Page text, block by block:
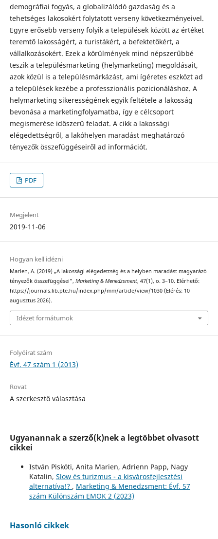
demográfiai fogyás, a globalizálódó gazdaság és a
tehetséges lakosokért folytatott verseny következmé­nyeivel.
Egyre erősebb verseny folyik a települések között az értéket
teremtő lakosságért, a turistákért, a befektetőkért, a
vállalkozásokért. Ezek a körülmények mind népszerűbbé
teszik a településmarketing (helymarketing) megoldá­sait,
azok közül is a településmárkázást, ami ígé­retes eszközt ad
a települé­sek kezébe a professzioná­lis pozicionáláshoz. A
helymarketing sikerességének egyik feltétele a lakosság
bevonása a marketingfolyamatba, így e célcsoport
megismerése időszerű feladat. A cikk a lakossági
elégedettségről, a lakóhelyen maradást meghatározó
tényezők összefüggéseiről ad információt.
PDF
Megjelent
2019-11-06
Hogyan kell idézni
Marien, A. (2019) „A lakossági elégedettség és a helyben maradást magyarázó
tényezők összefüggései”, Marketing & Menedzsment, 47(1), o. 3–10. Elérhető:
https://journals.lib.pte.hu/index.php/mm/article/view/1030 (Elérés: 10
augusztus 2026).
Idézet formátumok
Folyóirat szám
Évf. 47 szám 1 (2013)
Rovat
A szerkesztő választása
Ugyanannak a szerző(k)nek a legtöbbet olvasott
cikkei
István Piskóti, Anita Marien, Adrienn Papp, Nagy
Katalin, Slow és turizmus - a kisvárosfejlesztési
alternatíva!? , Marketing & Menedzsment: Évf. 57
szám Különszám EMOK 2 (2023)
Hasonló cikkek